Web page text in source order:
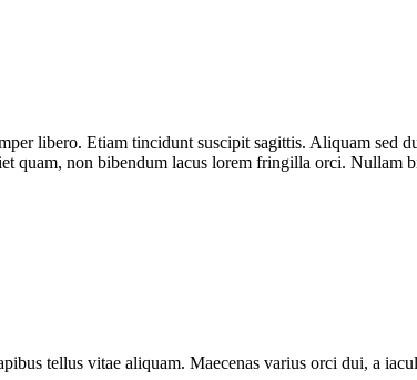
libero. Etiam tincidunt suscipit sagittis. Aliquam sed
quam, non bibendum lacus lorem fringilla orci. Nullam
tellus vitae aliquam. Maecenas varius orci dui, a